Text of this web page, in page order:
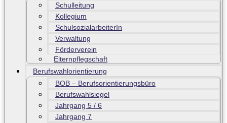
Schulleitung
Kollegium
SchulsozialarbeiterIn
Verwaltung
Förderverein
Elternpflegschaft
Berufswahlorientierung
BOB – Berufsorientierungsbüro
Berufswahlsiegel
Jahrgang 5 / 6
Jahrgang 7